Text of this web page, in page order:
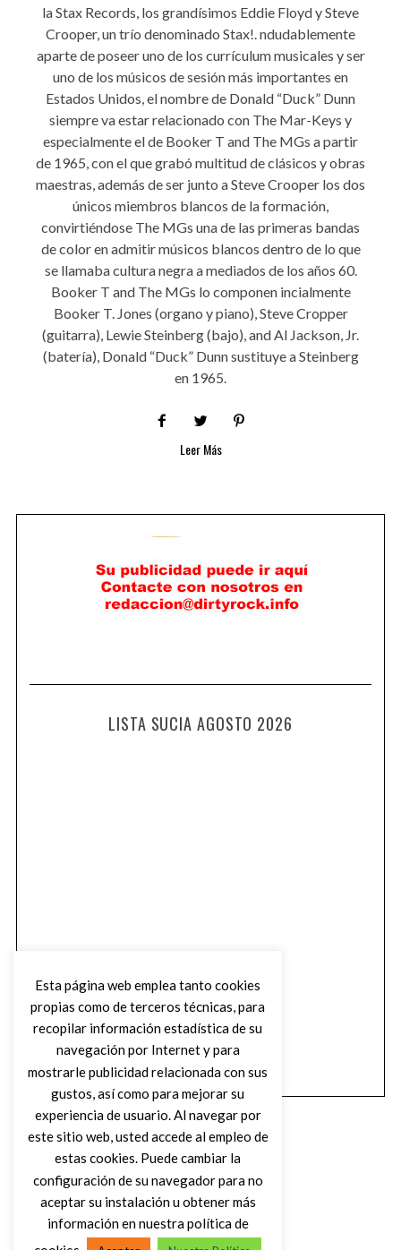
la Stax Records, los grandísimos Eddie Floyd y Steve
Crooper, un trío denominado Stax!. ndudablemente
aparte de poseer uno de los currículum musicales y ser
uno de los músicos de sesión más importantes en
Estados Unidos, el nombre de Donald “Duck” Dunn
siempre va estar relacionado con The Mar-Keys y
especialmente el de Booker T and The MGs a partir
de 1965, con el que grabó multitud de clásicos y obras
maestras, además de ser junto a Steve Crooper los dos
únicos miembros blancos de la formación,
convirtiéndose The MGs una de las primeras bandas
de color en admitir músicos blancos dentro de lo que
se llamaba cultura negra a mediados de los años 60.
Booker T and The MGs lo componen incialmente
Booker T. Jones (organo y piano), Steve Cropper
(guitarra), Lewie Steinberg (bajo), and Al Jackson, Jr.
(batería), Donald “Duck” Dunn sustituye a Steinberg
en 1965.
Leer Más
LISTA SUCIA AGOSTO 2026
Esta página web emplea tanto cookies
propias como de terceros técnicas, para
recopilar información estadística de su
navegación por Internet y para
mostrarle publicidad relacionada con sus
gustos, así como para mejorar su
experiencia de usuario. Al navegar por
este sitio web, usted accede al empleo de
estas cookies. Puede cambiar la
configuración de su navegador para no
aceptar su instalación u obtener más
información en nuestra política de